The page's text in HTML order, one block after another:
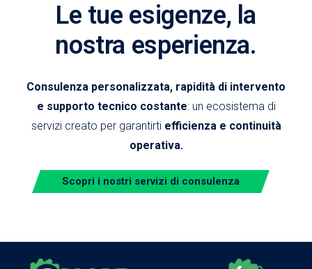
Le tue esigenze, la
nostra esperienza.
Consulenza personalizzata, rapidità di intervento
e supporto tecnico costante: un ecosistema di
servizi creato per garantirti efficienza e continuità
operativa.
Scopri i nostri servizi di consulenza